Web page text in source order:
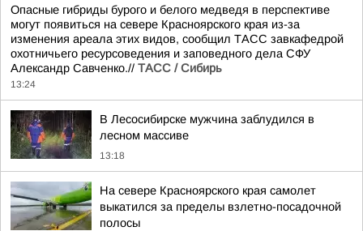
Опасные гибриды бурого и белого медведя в перспективе
могут появиться на севере Красноярского края из-за
изменения ареала этих видов, сообщил ТАСС завкафедрой
охотничьего ресурсоведения и заповедного дела СФУ
Александр Савченко.// ТАСС / Сибирь
13:24
В Лесосибирске мужчина заблудился в
лесном массиве
13:18
На севере Красноярского края самолет
выкатился за пределы взлетно-посадочной
полосы